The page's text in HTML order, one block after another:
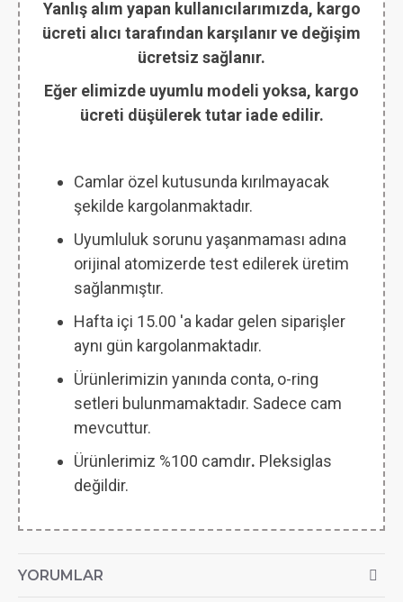
Yanlış alım yapan kullanıcılarımızda, kargo
ücreti alıcı tarafından karşılanır ve değişim
ücretsiz sağlanır.
Eğer elimizde uyumlu modeli yoksa, kargo
ücreti düşülerek tutar iade edilir.
Camlar özel kutusunda kırılmayacak
şekilde kargolanmaktadır.
Uyumluluk sorunu yaşanmaması adına
orijinal atomizerde test edilerek üretim
sağlanmıştır.
Hafta içi 15.00 'a kadar gelen siparişler
aynı gün kargolanmaktadır.
Ürünlerimizin yanında conta, o-ring
setleri bulunmamaktadır. Sadece cam
mevcuttur.
Ürünlerimiz %100 camdır. Pleksiglas
değildir.
YORUMLAR